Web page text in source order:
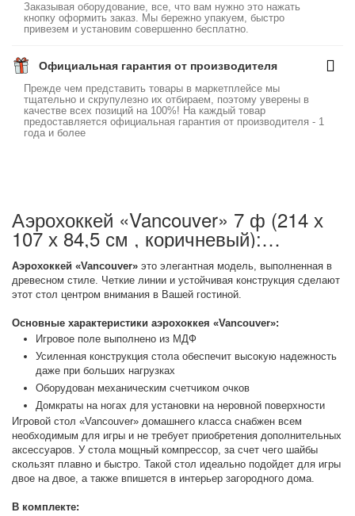
Заказывая оборудование, все, что вам нужно это нажать
кнопку оформить заказ. Мы бережно упакуем, быстро
привезем и установим совершенно бесплатно.
Официальная гарантия от производителя
Прежде чем представить товары в маркетплейсе мы
тщательно и скрупулезно их отбираем, поэтому уверены в
качестве всех позиций на 100%! На каждый товар
предоставляется официальная гарантия от производителя - 1
года и более
Аэрохоккей «Vancouver» 7 ф (214 х
107 х 84,5 см , коричневый):
описание товара
Аэрохоккей «Vancouver» это элегантная модель, выполненная в
древесном стиле. Четкие линии и устойчивая конструкция сделают
этот стол центром внимания в Вашей гостиной.
Основные характеристики аэрохоккея «Vancouver»:
Игровое поле выполнено из МДФ
Усиленная конструкция стола обеспечит высокую надежность
даже при больших нагрузках
Оборудован механическим счетчиком очков
Домкраты на ногах для установки на неровной поверхности
Игровой стол«Vancouver»домашнего класса снабжен всем
необходимым для игры и не требует приобретения дополнительных
аксессуаров. У стола мощный компрессор, за счет чего шайбы
скользят плавно и быстро. Такой стол идеально подойдет для игры
двое на двое, а также впишется в интерьер загородного дома.
В комплекте: